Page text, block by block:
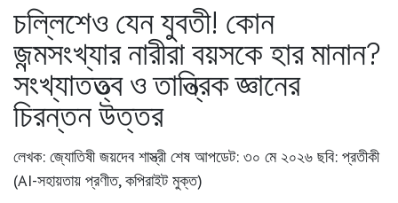
চল্লিশেও যেন যুবতী! কোন
জন্মসংখ্যার নারীরা বয়সকে হার মানান?
সংখ্যাতত্ত্ব ও তান্ত্রিক জ্ঞানের
চিরন্তন উত্তর
লেখক: জ্যোতিষী জয়দেব শাস্ত্রী শেষ আপডেট: ৩০ মে ২০২৬ ছবি: প্রতীকী
(AI-সহায়তায় প্রণীত, কপিরাইট মুক্ত)